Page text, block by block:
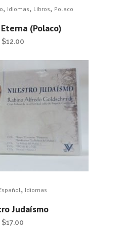
, Idiomas, Libros, Polaco
(Polaco)
$12.00
, Idiomas
Judaísmo
$17.00